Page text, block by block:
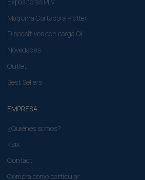
Máquina Cortadora Plotter
Dispositivos con carga Qi
Novedades
Outlet
Best Sellers
EMPRESA
¿Quiénes somos?
Ksix
Contact
Compra como particular​